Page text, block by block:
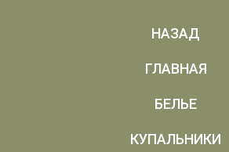
НАЗАД
ГЛАВНАЯ
БЕЛЬЕ
КУПАЛЬНИКИ